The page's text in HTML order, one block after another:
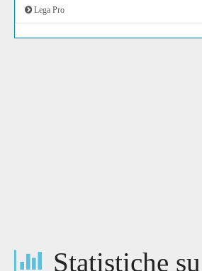
Lega Pro
Statistiche